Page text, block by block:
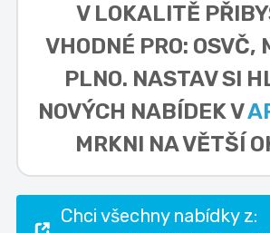
V LOKALITĚ
VHODNÉ PRO: OSVČ,
PLNO. NASTAV SI
NOVÝCH NABÍDEK V
MRKNI NA VĚTŠÍ
Chci všechny nabídky z: